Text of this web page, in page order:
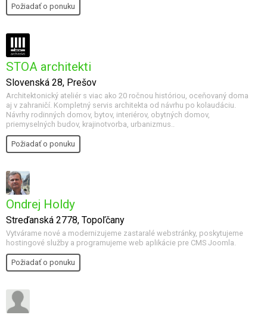
Požiadať o ponuku
STOA architekti
Slovenská 28, Prešov
Architektonický ateliér s viac ako 20 ročnou históriou, oceňovaný doma
aj v zahraničí. Kompletný servis architekta od návrhu po kolaudáciu.
Návrhy rodinných domov, bytov, interiérov, obytných domov,
priemyselných budov, krajinotvorba, urbanizmus..
Požiadať o ponuku
Ondrej Holdy
Streďanská 2778, Topoľčany
Vytvárame nové a modernizujeme zastaralé webstránky, poskytujeme
hostingové služby a programujeme web aplikácie pre CMS Joomla.
Požiadať o ponuku